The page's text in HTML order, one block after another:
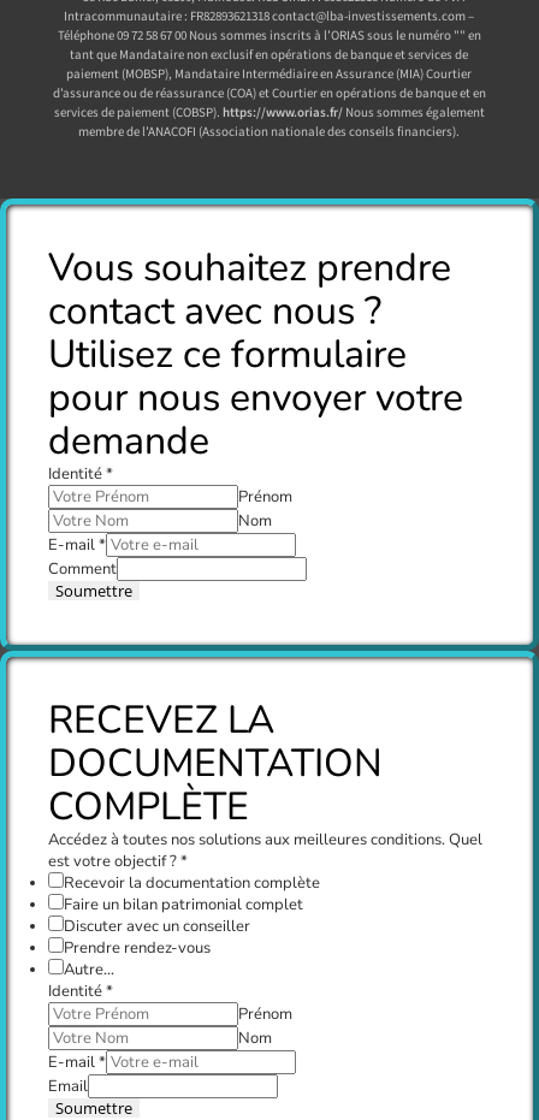
Intracommunautaire : FR82893621318 contact@lba-investissements.com –
Téléphone 09 72 58 67 00 Nous sommes inscrits à l’ORIAS sous le numéro "" en
tant que Mandataire non exclusif en opérations de banque et services de
paiement (MOBSP), Mandataire Intermédiaire en Assurance (MIA) Courtier
d’assurance ou de réassurance (COA) et Courtier en opérations de banque et en
services de paiement (COBSP). https://www.orias.fr/Nous sommes également
membre de l’ANACOFI (Association nationale des conseils financiers).
Vous souhaitez prendre
contact avec nous ?
Utilisez ce formulaire
pour nous envoyer votre
demande
Identité*
Prénom
Nom
E-mail*
Comment
Soumettre
RECEVEZ LA
DOCUMENTATION
COMPLÈTE
Accédez à toutes nos solutions aux meilleures conditions. Quel
est votre objectif ?*
Recevoir la documentation complète
Faire un bilan patrimonial complet
Discuter avec un conseiller
Prendre rendez-vous
Autre...
Identité*
Prénom
Nom
E-mail*
Email
Soumettre